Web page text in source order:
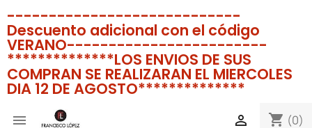
----------------------------
Descuento adicional con el código
VERANO------------------------
**************LOS ENVIOS DE SUS
COMPRAN SE REALIZARAN EL MIERCOLES
DIA 12 DE AGOSTO**************
 shopping_cart (0)
